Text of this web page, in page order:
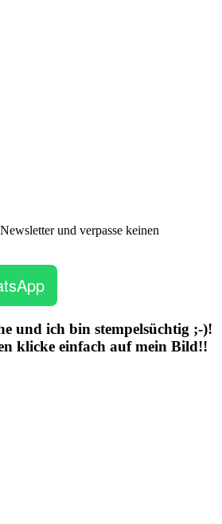
und verpasse keinen
und ich bin stempelsüchtig ;-)!
klicke einfach auf mein Bild!!